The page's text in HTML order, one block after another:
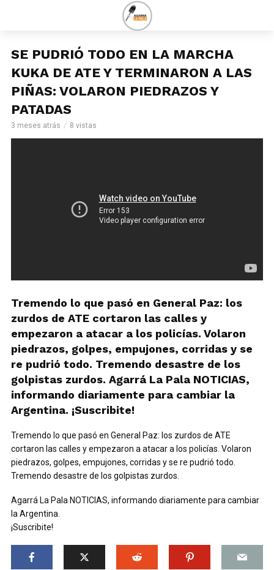
SE PUDRIÓ TODO EN LA MARCHA
KUKA DE ATE Y TERMINARON A LAS
PIÑAS: VOLARON PIEDRAZOS Y
PATADAS
3 meses atrás 8 vistas
Tremendo lo que pasó en General Paz: los
zurdos de ATE cortaron las calles y
empezaron a atacar a los policías. Volaron
piedrazos, golpes, empujones, corridas y se
re pudrió todo. Tremendo desastre de los
golpistas zurdos. Agarrá La Pala NOTICIAS,
informando diariamente para cambiar la
Argentina. ¡Suscribite!
Tremendo lo que pasó en General Paz: los zurdos de ATE
cortaron las calles y empezaron a atacar a los policías. Volaron
piedrazos, golpes, empujones, corridas y se re pudrió todo.
Tremendo desastre de los golpistas zurdos.
Agarrá La Pala NOTICIAS, informando diariamente para cambiar
la Argentina.
¡Suscribite!